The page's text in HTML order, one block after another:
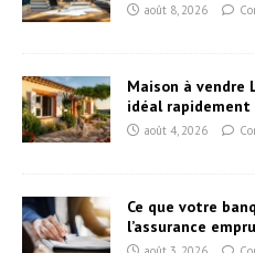
août 8, 2026
Maison à vendre
idéal rapidement
août 4, 2026
Ce que votre
l’assurance